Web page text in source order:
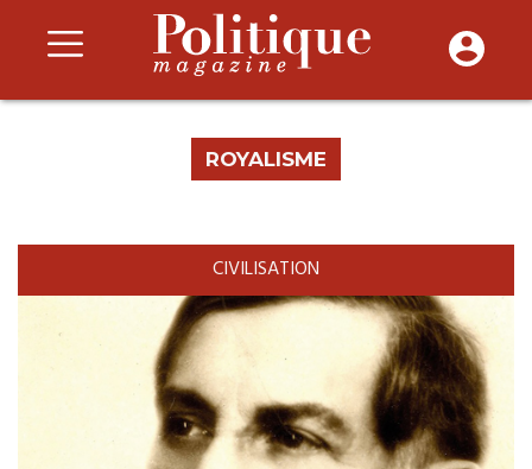
ROYALISME
CIVILISATION